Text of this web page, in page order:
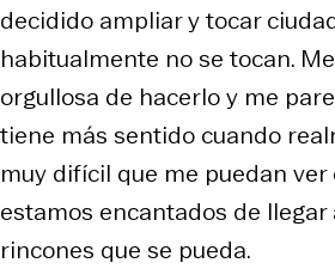
decidido ampliar y tocar
habitualmente no se tocan.
orgullosa de hacerlo y me
tiene más sentido cuando
muy difícil que me puedan ver
estamos encantados de llegar
rincones que se pueda.